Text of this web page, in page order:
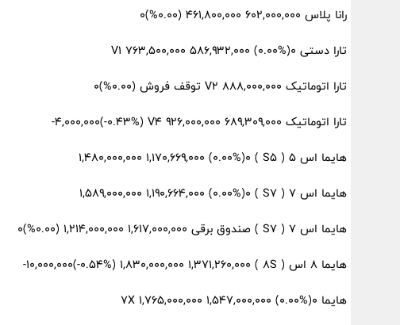
رانا پلاس ۶۰۲,۰۰۰,۰۰۰ ۴۶۱,۸۰۰,۰۰۰ (۰.۰۰%)۰
تارا دستی V1 ۷۶۳,۵۰۰,۰۰۰ ۵۸۶,۹۳۲,۰۰۰ (۰.۰۰%)۰
تارا اتوماتیک V2 ۸۸۸,۰۰۰,۰۰۰ توقف فروش (۰.۰۰%)۰
تارا اتوماتیک V4 ۹۲۶,۰۰۰,۰۰۰ ۶۸۹,۳۰۹,۰۰۰ (‎-۰.۴۳%‏)‎-۴,۰۰۰,۰۰۰‏
هایما اس 5 ( S5 ) ۱,۴۸۰,۰۰۰,۰۰۰ ۱,۱۷۰,۶۶۹,۰۰۰ (۰.۰۰%)۰
هایما اس 7 ( S7 ) ۱,۵۸۹,۰۰۰,۰۰۰ ۱,۱۹۰,۶۶۴,۰۰۰ (۰.۰۰%)۰
هایما اس 7 ( S7 ) صندوق برقی ۱,۶۱۷,۰۰۰,۰۰۰ ۱,۲۱۴,۰۰۰,۰۰۰ (۰.۰۰%)۰
هایما 8 اس ( 8S ) ۱,۸۳۰,۰۰۰,۰۰۰ ۱,۳۷۱,۲۶۰,۰۰۰ (‎-۰.۵۴%‏)‎-۱۰,۰۰۰,۰۰۰‏
هایما 7X ۱,۷۶۵,۰۰۰,۰۰۰ ۱,۵۴۷,۰۰۰,۰۰۰ (۰.۰۰%)۰